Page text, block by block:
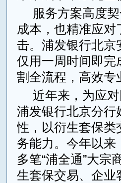
服务方案高度
成本，也精准应
击。浦发银行北京
仅用一周时间即完
割全流程，高效专
近年来，为应
浦发银行北京分行
性，以衍生套保类
务能力。今年以
多笔“浦全通”大宗
生套保交易、企业